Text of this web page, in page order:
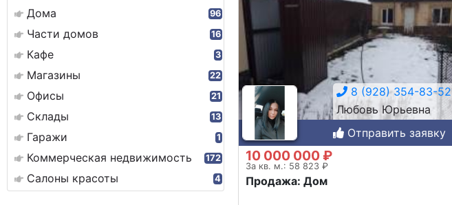
Дома 96
Части домов 16
Кафе 3
Магазины 22
Офисы 21
Склады 13
Гаражи 1
Коммерческая недвижимость 172
Салоны красоты 4
8 (928) 354-83-52
Любовь Юрьевна
Отправить заявку
10 000 000 ₽
За кв. м.: 58 823 ₽
Продажа: Дом